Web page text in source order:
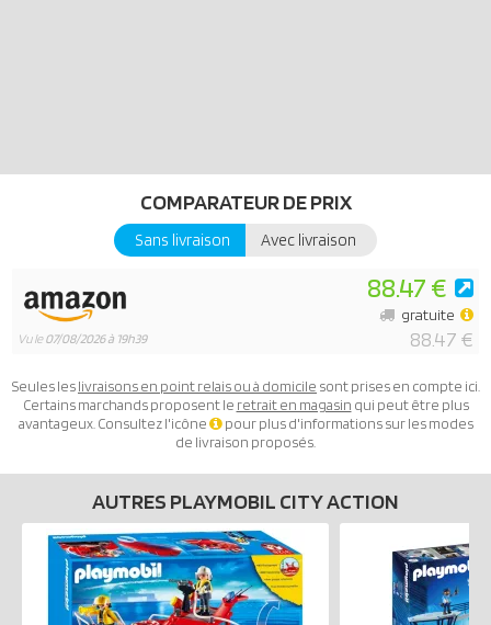
COMPARATEUR DE PRIX
Sans livraison Avec livraison
Vu le07/08/2026 à 19h39
88.47 €
88.47 €
gratuite
Seules leslivraisons en point relais ou à domicile sont prises en compte ici.
Certains marchands proposent le retrait en magasin qui peut être plus
avantageux. Consultez l'icône
pour plus d'informations sur les modes
de livraison proposés.
AUTRES PLAYMOBIL CITY ACTION